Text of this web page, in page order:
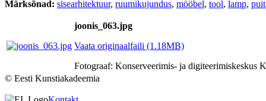
Märksõnad: sisearhitektuur, ruumikujundus, mööbel, tool, lamp, puit
joonis_063.jpg
Vaata originaalfaili (1.18MB)
Fotograaf: Konserveerimis- ja digiteerimiskeskus
© Eesti Kunstiakadeemia